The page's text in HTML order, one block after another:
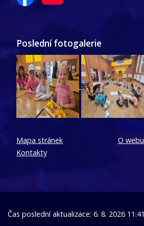
Poslední fotogalerie
Mapa stránek
Kontakty
O webu
Čas poslední aktualizace: 6. 8. 2026 11:41